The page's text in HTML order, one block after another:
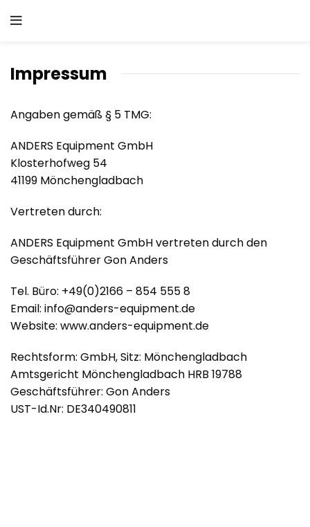
Impressum
Angaben gemäß § 5 TMG:
ANDERS Equipment GmbH
Klosterhofweg 54
41199 Mönchengladbach
Vertreten durch:
ANDERS Equipment GmbH vertreten durch den
Geschäftsführer Gon Anders
Tel. Büro: +49(0)2166 – 854 555 8
Email: info@anders-equipment.de
Website: www.anders-equipment.de
Rechtsform: GmbH, Sitz: Mönchengladbach
Amtsgericht Mönchengladbach HRB 19788
Geschäftsführer: Gon Anders
UST-Id.Nr: DE340490811